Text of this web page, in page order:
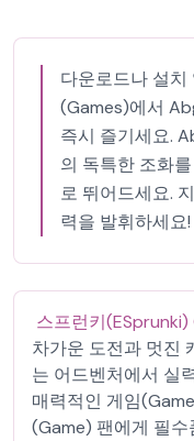
다운로드나 설
(Games)에서
즉시 즐기세요.
의 독특한 조화
로 뛰어드세요.
력을 발휘하세요!
스프런키
차가운 도전과 멋진
는 어드벤처에서 실
매력적인 게임
(Game) 팬에게 필수